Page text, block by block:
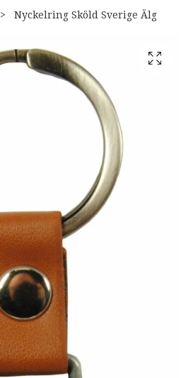
Nyckelring Sköld Sverige Älg